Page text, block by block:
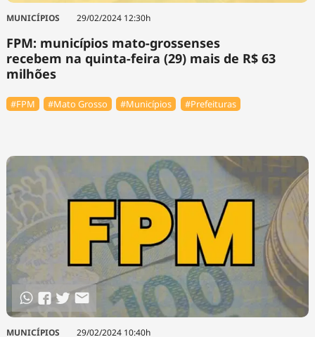
MUNICÍPIOS 29/02/2024 12:30h
FPM: municípios mato-grossenses
recebem na quinta-feira (29) mais de R$ 63
milhões
#FPM #Mato Grosso #Municípios #Prefeituras
MUNICÍPIOS 29/02/2024 10:40h